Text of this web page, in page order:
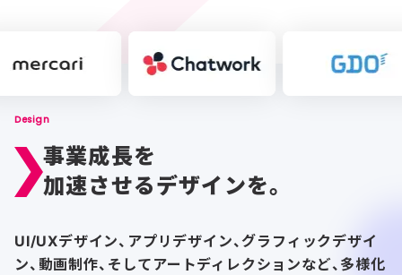
Design
事業成長を
加速させるデザインを。
UI/UXデザイン、アプリデザイン、グラフィックデザイ
ン、動画制作、 そしてアートディレクションなど、多様化